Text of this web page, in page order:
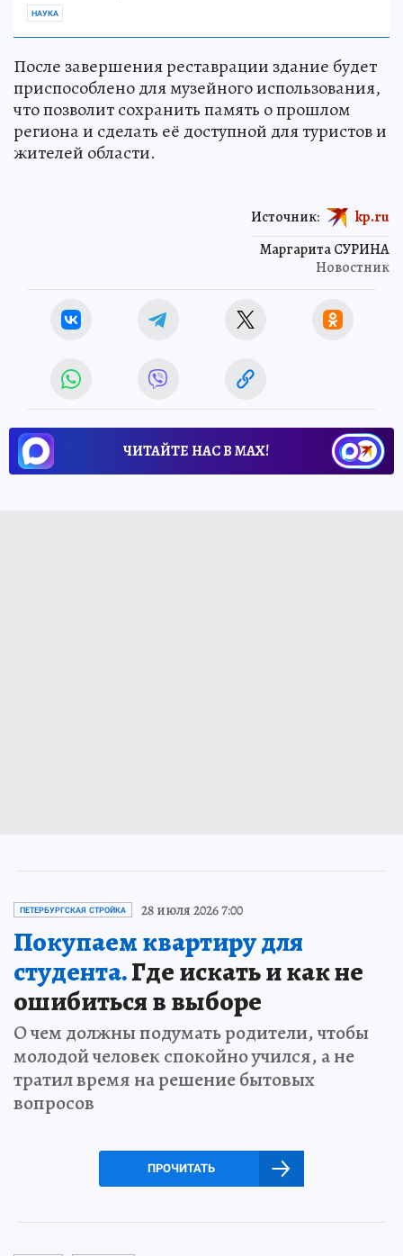
НАУКА
После завершения реставрации здание будет
приспособлено для музейного использования,
что позволит сохранить память о прошлом
региона и сделать её доступной для туристов и
жителей области.
Маргарита СУРИНА
Новостник
Источник: kp.ru
ЧИТАЙТЕ НАС В МАХ!
ПЕТЕРБУРГСКАЯ СТРОЙКА 28 июля 2026 7:00
Покупаем квартиру для
студента.Где искать и как не
ошибиться в выборе
О чем должны подумать родители, чтобы
молодой человек спокойно учился, а не
тратил время на решение бытовых
вопросов
ПРОЧИТАТЬ